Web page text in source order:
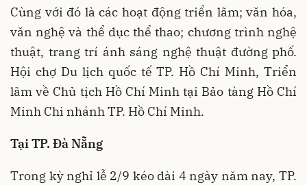
Cùng với đó là các hoạt động triển lãm; văn hóa,
văn nghệ và thể dục thể thao; chương trình nghệ
thuật, trang trí ánh sáng nghệ thuật đường phố.
Hội chợ Du lịch quốc tế TP. Hồ Chí Minh, Triển
lãm về Chủ tịch Hồ Chí Minh tại Bảo tàng Hồ Chí
Minh Chi nhánh TP. Hồ Chí Minh.
Tại TP. Đà Nẵng
Trong kỳ nghỉ lễ 2/9 kéo dài 4 ngày năm nay, TP.